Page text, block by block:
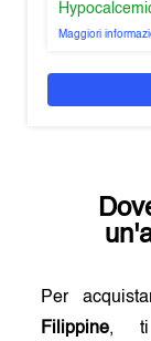
Maggiori
Per
Filippine, ti